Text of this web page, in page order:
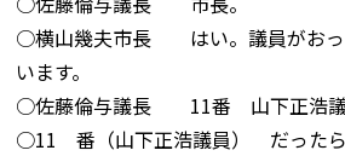
○横山幾夫市長 はい。議員がおっ
います。
○佐藤倫与議長 11番 山下正浩議
○11 番（山下正浩議員） だったら